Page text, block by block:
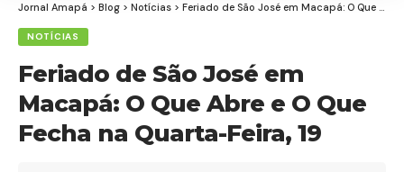
Jornal Amapá > Blog > Notícias > Feriado de São José em Macapá: O Que Abre e O Que Fecha na Quarta-Feira, 19
NOTÍCIAS
Feriado de São José em
Macapá: O Que Abre e O Que
Fecha na Quarta-Feira, 19